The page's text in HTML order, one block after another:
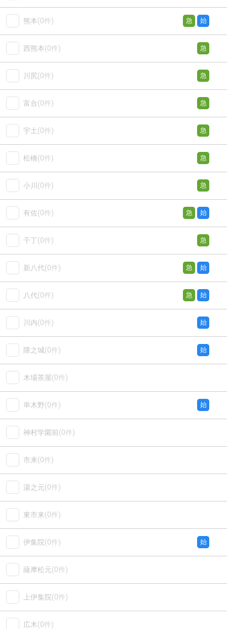
熊本(0件) 急 始
西熊本(0件) 急
川尻(0件) 急
富合(0件) 急
宇土(0件) 急
松橋(0件) 急
小川 (0件) 急
有佐(0件) 急 始
千丁(0件) 急
新八代(0件) 急 始
八代(0件) 急 始
川内(0件) 始
隈之城(0件) 始
木場茶屋(0件)
串木野(0件) 始
神村学園前(0件)
市来(0件)
湯之元(0件)
東市来(0件)
伊集院(0件) 始
薩摩松元(0件)
上伊集院(0件)
広木(0件)